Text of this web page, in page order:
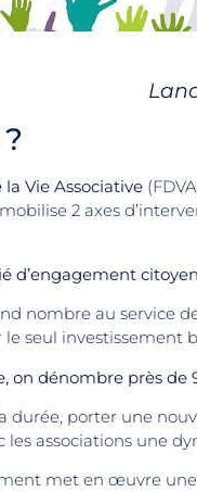
Vie Associative
2 axes
d’engagement
nombre au service
seul investissement
on dénombre près de
durée, porter une
les associations une
met en œuvre